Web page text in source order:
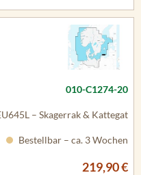
010-C1274-20
– Skagerrak & Kattegat
Bestellbar – ca. 3 Wochen
219,90 €